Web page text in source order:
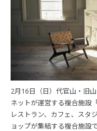
2月16日（日）代官山・旧
ネットが運営する複合施設
レストラン、カフェ、スタ
ョップが集結する複合施設